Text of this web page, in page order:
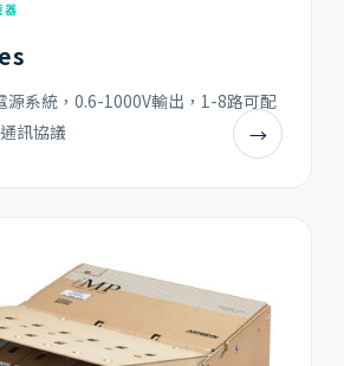
源系統，0.6-1000V輸出，1-8路可配
訊協議
→